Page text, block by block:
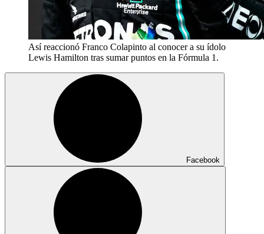
Así reaccionó Franco Colapinto al conocer a su ídolo
Lewis Hamilton tras sumar puntos en la Fórmula 1.
Facebook